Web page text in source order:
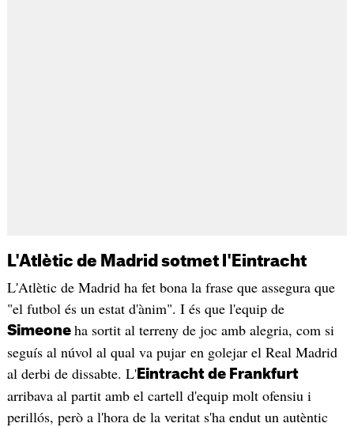
L'Atlètic de Madrid sotmet l'Eintracht
L'Atlètic de Madrid ha fet bona la frase que assegura que
"el futbol és un estat d'ànim". I és que l'equip de
Simeone ha sortit al terreny de joc amb alegria, com si
seguís al núvol al qual va pujar en golejar el Real Madrid
al derbi de dissabte. L'Eintracht de Frankfurt
arribava al partit amb el cartell d'equip molt ofensiu i
perillós, però a l'hora de la veritat s'ha endut un autèntic